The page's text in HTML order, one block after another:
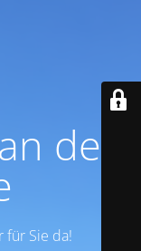
der
für Sie da!